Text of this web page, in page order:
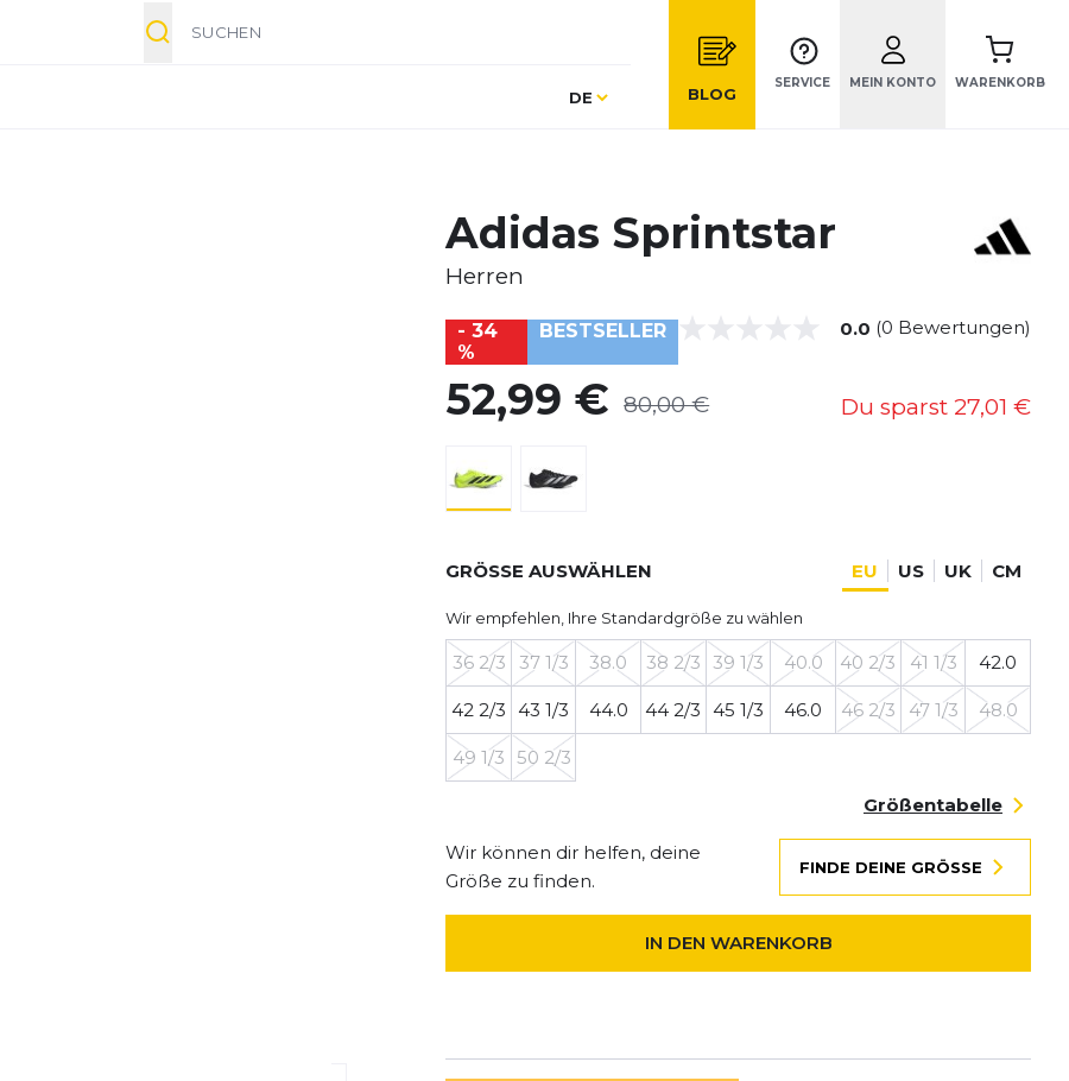
Sprache
DE BLOG
SERVICE MEIN KONTO WARENKORB
Adidas Sprintstar
Herren
- 34
%
BESTSELLER 0.0 (0 Bewertungen)
52,99 € 80,00 € Du sparst 27,01 €
GRÖSSE AUSWÄHLEN EU US UK CM
Wir empfehlen, Ihre Standardgröße zu wählen
36 2/3 37 1/3 38.0 38 2/3 39 1/3 40.0 40 2/3 41 1/3 42.0
42 2/3 43 1/3 44.0 44 2/3 45 1/3 46.0 46 2/3 47 1/3 48.0
49 1/3 50 2/3
Größentabelle
Wir können dir helfen, deine
Größe zu finden.
FINDE DEINE GRÖSSE
IN DEN WARENKORB